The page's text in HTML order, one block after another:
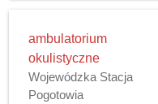
ambulatorium
okulistyczne
Wojewódzka Stacja
Pogotowia